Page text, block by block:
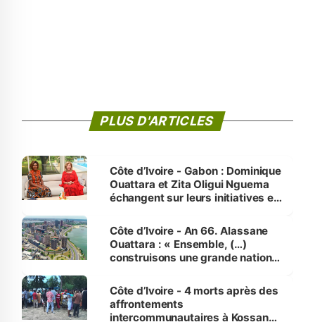
PLUS D'ARTICLES
Côte d’Ivoire - Gabon : Dominique
Ouattara et Zita Oligui Nguema
échangent sur leurs initiatives en
enfants
Côte d’Ivoire - An 66. Alassane
Ouattara : « Ensemble, (…)
construisons une grande nation
générations futures »
Côte d’Ivoire - 4 morts après des
affrontements
intercommunautaires à Kossandji